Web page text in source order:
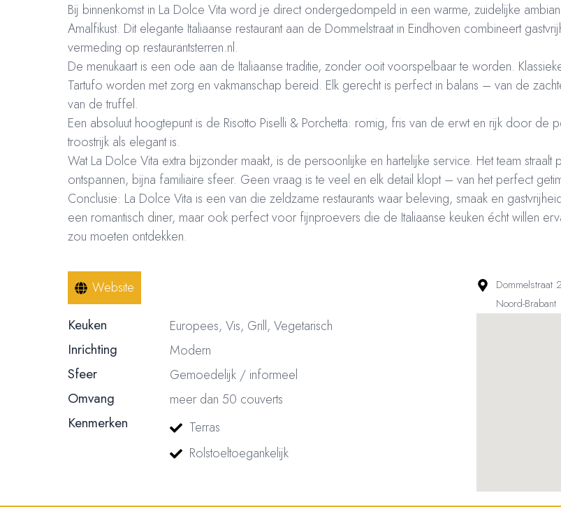
Bij binnenkomst in La Dolce Vita word je direct ondergedompeld in een warme, zuidelijke
Amalfikust. Dit elegante Italiaanse restaurant aan de Dommelstraat in Eindhoven combineert
vermeding op restaurantsterren.nl.
De menukaart is een ode aan de Italiaanse traditie, zonder ooit voorspelbaar te worden.
Tartufo worden met zorg en vakmanschap bereid. Elk gerecht is perfect in balans – van de
van de truffel.
Een absoluut hoogtepunt is de Risotto Piselli & Porchetta: romig, fris van de erwt en rijk door
troostrijk als elegant is.
Wat La Dolce Vita extra bijzonder maakt, is de persoonlijke en hartelijke service. Het team
ontspannen, bijna familiaire sfeer. Geen vraag is te veel en elk detail klopt – van het perfect
Conclusie: La Dolce Vita is een van die zeldzame restaurants waar beleving, smaak en
een romantisch diner, maar ook perfect voor fijnproevers die de Italiaanse keuken écht willen
zou moeten ontdekken.
Website
Keuken Europees, Vis, Grill, Vegetarisch
Inrichting Modern
Sfeer Gemoedelijk / informeel
Omvang meer dan 50 couverts
Kenmerken
Terras
Rolstoeltoegankelijk
Dommelstraat
Noord-Brabant
© 2023, 2024, 2025, 2026 – Alle rechten voorbehouden/ All rights reserved – Restaurantsterren –